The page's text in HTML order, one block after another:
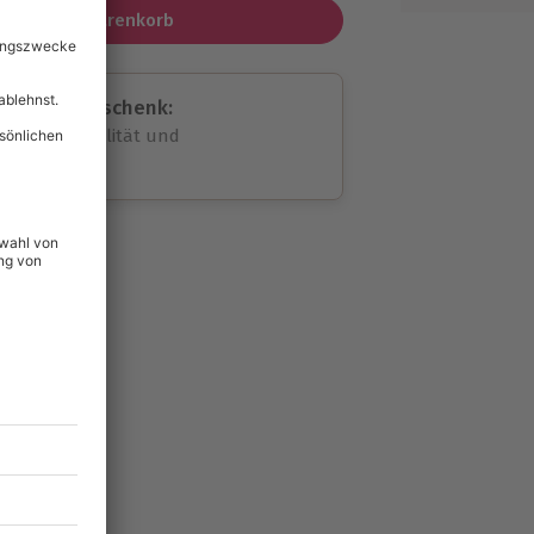
In den Warenkorb
Geschenk:
volle Flexibilität und
°P